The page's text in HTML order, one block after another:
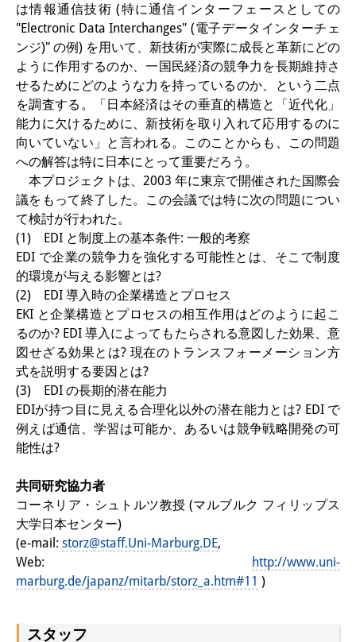
研究活動の概要
研究クラスター
日本におけるサステナビリティ
研究クラスター
デジタル・トランスフォーメー
ション
研究クラスター
トランスリージョナル・ジャパ
ン
知識ラボ
知識生産と知識インフラ
その他のプロジェクト
元研究フォーカス
イベント
イベント概要
DIJ フォーラム
DIJ 研究会
レクチャーシリーズ
シンポジウム・会議
ワークショップ
は情報通信技術 (特に通信インターフェースとしての
"Electronic Data Interchanges" (電子データインターチェ
ンジ)" の例) を用いて、新技術が実際に成長と革新にどの
ように作用するのか、一国民経済の競争力を長期維持さ
せるためにどのような力を持っているのか、という二点
を調査する。「日本経済はその垂直的構造と「近代化」
能力に欠けるために、新技術を取り入れて応用するのに
向いていない」と言われる。このことからも、この問題
への解答は特に日本にとって重要だろう。
本プロジェクトは、2003 年に東京で開催された国際会
議をもって終了した。この会議では特に次の問題につい
て検討が行われた。
(1) EDI と制度上の基本条件: 一般的考察
EDI で企業の競争力を強化する可能性とは、そこで制度
的環境が与える影響とは?
(2) EDI 導入時の企業構造とプロセス
EKI と企業構造とプロセスの相互作用はどのように起こ
るのか? EDI 導入によってもたらされる意図した効果、意
図せざる効果とは? 現在のトランスフォーメーション方
式を説明する要因とは?
(3) EDI の長期的潜在能力
EDIが持つ目に見える合理化以外の潜在能力とは? EDI で
例えば通信、学習は可能か、あるいは競争戦略開発の可
能性は?
共同研究協力者
コーネリア・シュトルツ教授 (マルブルク フィリップス
大学日本センター)
(e-mail: storz@staff.Uni-Marburg.DE,
Web:
http://www.uni-
marburg.de/japanz/mitarb/storz_a.htm#11 )
スタッフ